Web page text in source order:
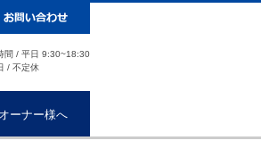
間 / 平日 9:30~18:30
/ 不定休
ーナー様へ